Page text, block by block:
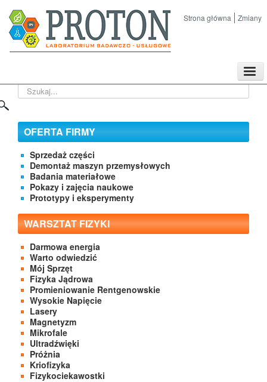
Strona główna Zmiany
Kontakt
Szukaj...
OFERTA FIRMY
Sprzedaż części
Demontaż maszyn przemysłowych
Badania materiałowe
Pokazy i zajęcia naukowe
Prototypy i eksperymenty
WARSZTAT FIZYKI
Darmowa energia
Warto odwiedzić
Mój Sprzęt
Fizyka Jądrowa
Promieniowanie Rentgenowskie
Wysokie Napięcie
Lasery
Magnetyzm
Mikrofale
Ultradźwięki
Próżnia
Kriofizyka
Fizykociekawostki